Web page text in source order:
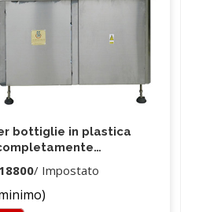
bottiglie in plastica
1
/ Impostato